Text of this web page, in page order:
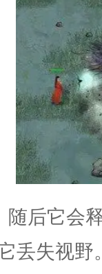
随后它会
丢失视野。